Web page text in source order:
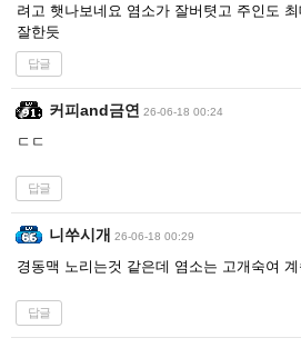
려고 햇나보네요 염소가 잘버텻고 주인도
잘한듯
답글
커피and금연 26-06-18 00:24
ㄷㄷ
답글
니쑤시개 26-06-18 00:29
경동맥 노리는것 같은데 염소는 고개숙여
답글